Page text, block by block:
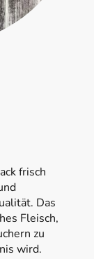
frisch
Das
Fleisch,
zu
wird.